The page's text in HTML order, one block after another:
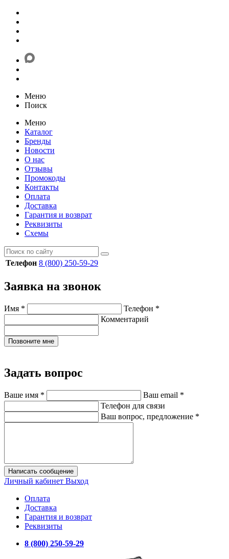
Меню
Поиск
Меню
Каталог
Бренды
Новости
О нас
Отзывы
Промокоды
Контакты
Оплата
Доставка
Гарантия и возврат
Реквизиты
Схемы
Телефон 8 (800) 250-59-29
Заявка на звонок
Имя * Телефон *
Комментарий
Позвоните мне
Задать вопрос
Ваше имя * Ваш email *
Телефон для связи
Ваш вопрос, предложение *
Написать сообщение
Личный кабинет Выход
Оплата
Доставка
Гарантия и возврат
Реквизиты
8 (800) 250-59-29